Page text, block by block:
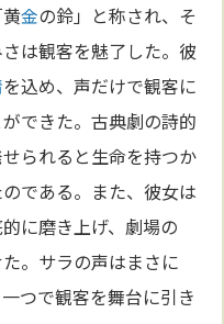
金の鈴」と称され、そ
は観客を魅了した。彼
を込め、声だけで観客に
できた。古典劇の詩的
られると生命を持つか
である。また、彼女は
に磨き上げ、劇場の
。サラの声はまさに
つで観客を舞台に引き